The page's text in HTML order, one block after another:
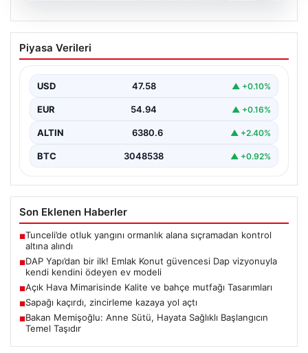
04.08.2026
DAP Yapı’dan bir ilk! Emlak Konut
güvencesi Dap vizyonuyla kendi
Piyasa Verileri
USD 47.58 ▲ +0.10%
EUR 54.94 ▲ +0.16%
ALTIN 6380.6 ▲ +2.40%
BTC 3048538 ▲ +0.92%
Son Eklenen Haberler
■Tunceli’de otluk yangını ormanlık alana sıçramadan kontrol
altına alındı
■DAP Yapı’dan bir ilk! Emlak Konut güvencesi Dap vizyonuyla
kendi kendini ödeyen ev modeli
■Açık Hava Mimarisinde Kalite ve bahçe mutfağı Tasarımları
■Sapağı kaçırdı, zincirleme kazaya yol açtı
■Bakan Memişoğlu: Anne Sütü, Hayata Sağlıklı Başlangıcın
Temel Taşıdır